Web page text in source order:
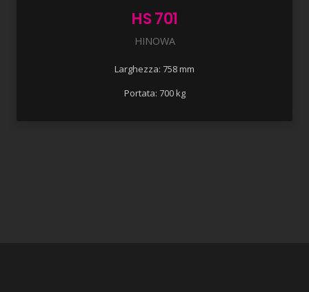
HS 701
HINOWA
Larghezza: 758 mm
Portata: 700 kg